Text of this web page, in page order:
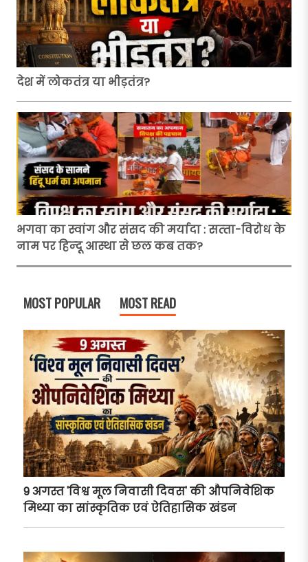
देश में लोकतंत्र या भीड़तंत्र?
भगवा का स्वांग और संसद की मर्यादा : सत्‍ता-विरोध के
नाम पर हिन्‍दू आस्था से छल कब तक?
MOST POPULAR MOST READ
9 अगस्त 'विश्व मूल निवासी दिवस' की औपनिवेशिक
मिथ्या का सांस्कृतिक एवं ऐतिहासिक खंडन